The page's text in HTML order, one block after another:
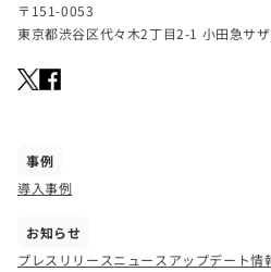
〒151-0053
東京都渋谷区代々木2丁目2-1 小田急サ
事例
導入事例
お知らせ
プレスリリースニュース アップデート情